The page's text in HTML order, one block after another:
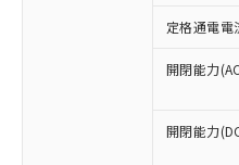
定格通電電
開閉能力
開閉能力
ご利用条件
対応済み：EU
非含有に対応した
有に対応した製品